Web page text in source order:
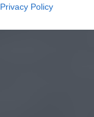
Privacy Policy